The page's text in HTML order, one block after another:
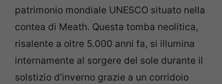
patrimonio mondiale UNESCO situato nella
contea di Meath. Questa tomba neolitica,
risalente a oltre 5.000 anni fa, si illumina
internamente al sorgere del sole durante il
solstizio d’inverno grazie a un corridoio